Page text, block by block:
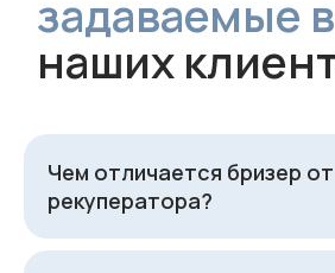
Чем отличается бризер от
рекуператора?